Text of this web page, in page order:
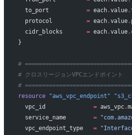
  to_port
           =
each.value.
  protocol
          =
each.value.
  cidr_blocks
       =
each.value.
}
#
# クロスリージョンVPCエンドポイント
#
resource "aws_vpc_endpoint"
  vpc_id
              =
aws_vpc.
  service_name
        =
  vpc_endpoint_type
   =